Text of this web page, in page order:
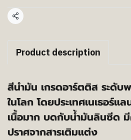
แชร์
Product description
สีนำมัน เกรดอาร์ตติส ระดับ
ในโลก โดยประเทศเนเธอร์
เนื้อมาก บดกับน้ำมันลินซีด
ปราศจากสารเติมแต่ง